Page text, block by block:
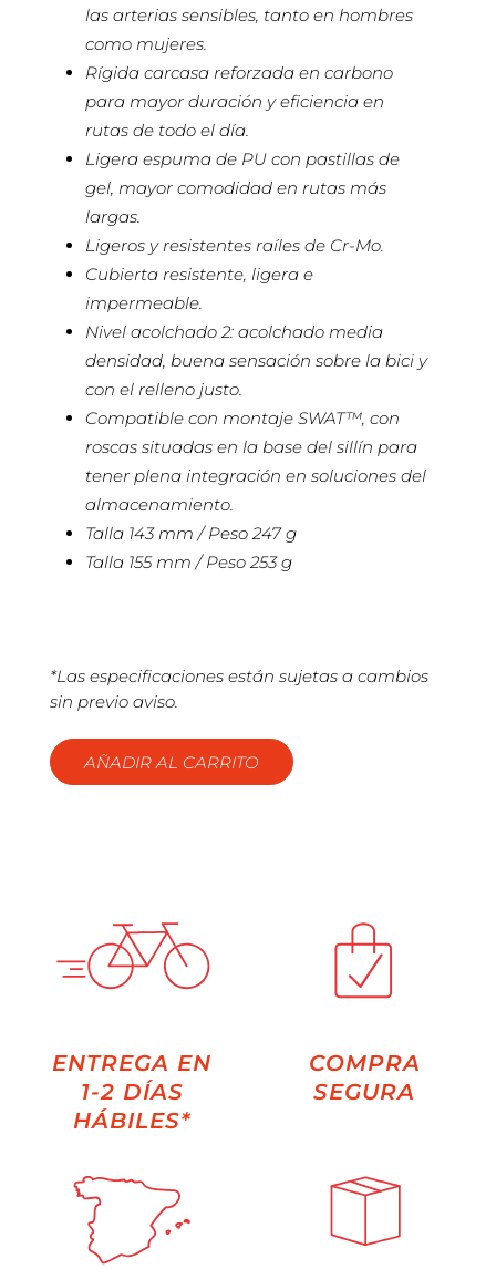
las arterias sensibles, tanto en hombres
como mujeres.
Rígida carcasa reforzada en carbono
para mayor duración y eficiencia en
rutas de todo el día.
Ligera espuma de PU con pastillas de
gel, mayor comodidad en rutas más
largas.
Ligeros y resistentes raíles de Cr-Mo.
Cubierta resistente, ligera e
impermeable.
Nivel acolchado 2: acolchado media
densidad, buena sensación sobre la bici y
con el relleno justo.
Compatible con montaje SWAT™, con
roscas situadas en la base del sillín para
tener plena integración en soluciones del
almacenamiento.
Talla 143 mm / Peso 247 g
Talla 155 mm / Peso 253 g
*Las especificaciones están sujetas a cambios
sin previo aviso.
AÑADIR AL CARRITO
ENTREGA EN
1-2 DÍAS
HÁBILES*
COMPRA
SEGURA